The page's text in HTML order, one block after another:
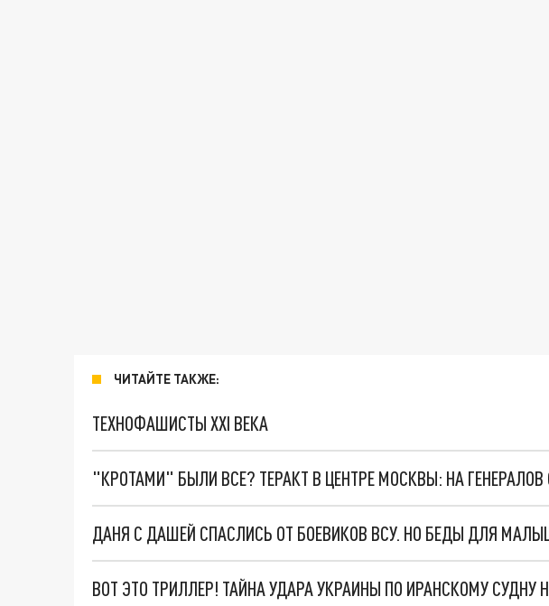
ЧИТАЙТЕ ТАКЖЕ:
ТЕХНОФАШИСТЫ XXI ВЕКА
"КРОТАМИ" БЫЛИ ВСЕ? ТЕРАКТ В ЦЕНТРЕ МОСКВЫ: НА
ДАНЯ С ДАШЕЙ СПАСЛИСЬ ОТ БОЕВИКОВ ВСУ. НО БЕДЫ ДЛЯ
ВОТ ЭТО ТРИЛЛЕР! ТАЙНА УДАРА УКРАИНЫ ПО ИРАНСКОМУ СУДНУ